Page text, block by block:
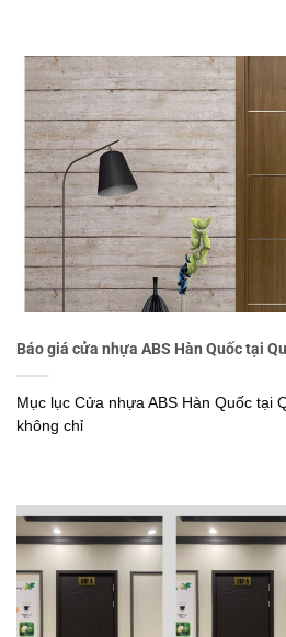
Báo giá cửa nhựa ABS Hàn Quốc tại
Mục lục Cửa nhựa ABS Hàn Quốc tại
không chỉ